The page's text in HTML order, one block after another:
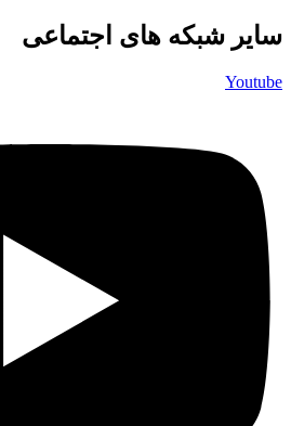
سایر شبکه های اجتماعی
Youtube